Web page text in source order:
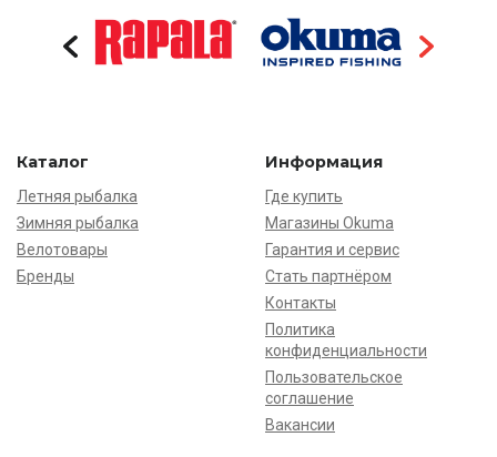
Каталог
Летняя рыбалка
Зимняя рыбалка
Велотовары
Бренды
Информация
Где купить
Магазины Okuma
Гарантия и сервис
Стать партнёром
Контакты
Политика
конфиденциальности
Пользовательское
соглашение
Вакансии